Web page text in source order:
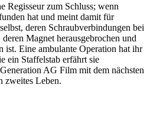
Regisseur zum Schluss; wenn
hat und meint damit für
deren Schraubverbindungen bei
Magnet herausgebrochen und
ist. Eine ambulante Operation hat ihr
ein Staffelstab erfährt sie
AG Film mit dem nächsten
zweites Leben.